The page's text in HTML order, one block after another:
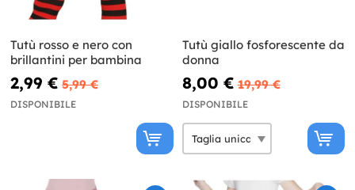
Tutù rosso e nero con
brillantini per bambina
2,99 € 5,99 €
DISPONIBILE
Tutù giallo fosforescente da
donna
8,00 € 19,99 €
DISPONIBILE